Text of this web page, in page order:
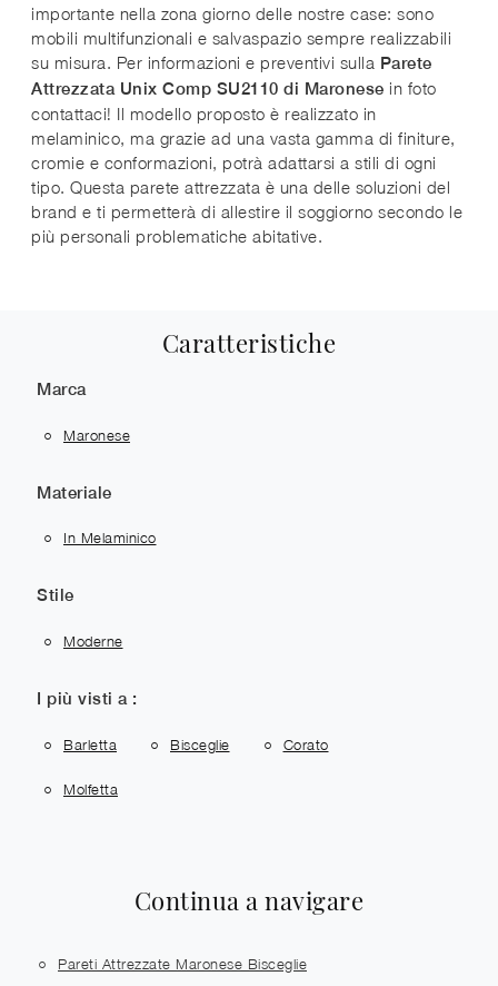
importante nella zona giorno delle nostre case: sono
mobili multifunzionali e salvaspazio sempre realizzabili
su misura. Per informazioni e preventivi sulla Parete
Attrezzata Unix Comp SU2110 di Maronese in foto
contattaci! Il modello proposto è realizzato in
melaminico, ma grazie ad una vasta gamma di finiture,
cromie e conformazioni, potrà adattarsi a stili di ogni
tipo. Questa parete attrezzata è una delle soluzioni del
brand e ti permetterà di allestire il soggiorno secondo le
più personali problematiche abitative.
Caratteristiche
Marca
Maronese
Materiale
In Melaminico
Stile
Moderne
I più visti a :
Barletta Bisceglie Corato
Molfetta
Continua a navigare
Pareti Attrezzate Maronese Bisceglie